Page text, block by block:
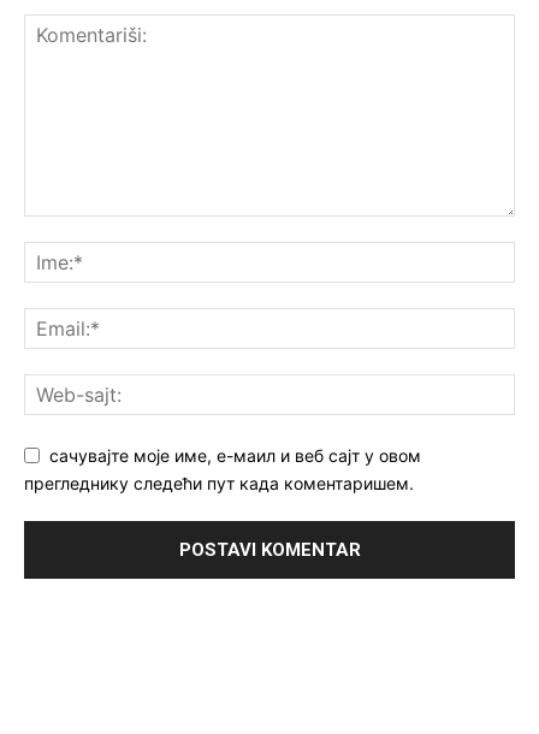
сачувајте моје име, е-маил и веб сајт у овом
прегледнику следећи пут када коментаришем.